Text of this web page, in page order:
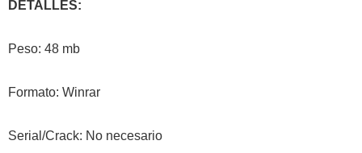
DETALLES:
Peso: 48 mb
Formato: Winrar
Serial/Crack: No necesario